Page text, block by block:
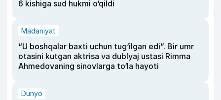
6 kishiga sud hukmi o‘qildi
Madaniyat
“U boshqalar baxti uchun tug‘ilgan edi”. Bir umr
otasini kutgan aktrisa va dublyaj ustasi Rimma
Ahmedovaning sinovlarga to‘la hayoti
Dunyo